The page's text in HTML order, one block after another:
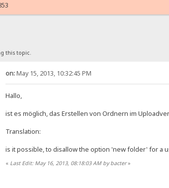
this topic.
on:May 15, 2013, 10:32:45 PM
Hallo,
ist es möglich, das Erstellen von Ordnern im
Translation:
is it possible, to disallow the option 'new folder' for a
« Last Edit: May 16, 2013, 08:18:03 AM by bacter»